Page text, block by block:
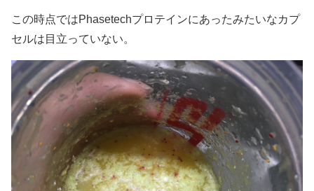
この時点ではPhasetechプロテインにあったみたいなカプ
セルは目立っていない。